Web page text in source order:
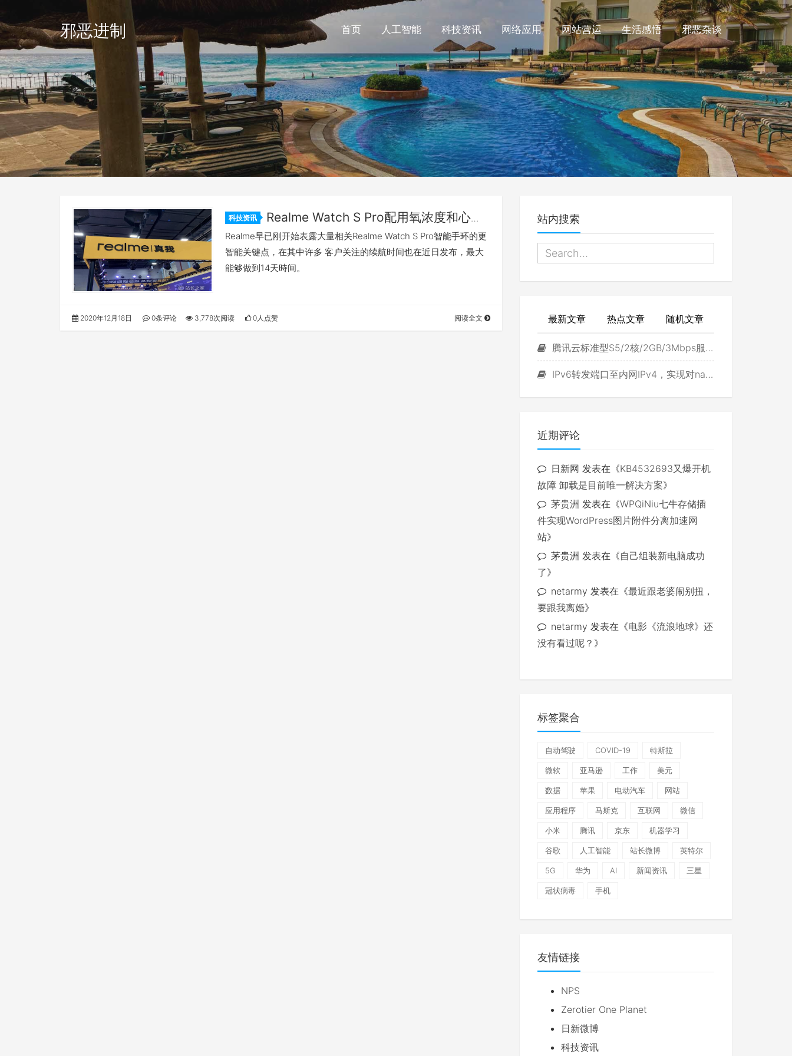
邪恶进制 首页 人工智能 科技资讯 网络应用 网站营运 生活感悟 邪恶杂谈
科技资讯
Realme Watch S Pro配用氧浓度和心跳
检测器，续航力最大14天
Realme早已刚开始表露大量相关Realme Watch S Pro智能手环的更
智能关键点，在其中许多 客户关注的续航时间也在近日发布，最大
能够做到14天時间。
2020年12月18日 0条评论 3,778次阅读 0人点赞 阅读全文
站内搜索
最新文章 热点文章 随机文章
腾讯云标准型S5/2核/2GB/3Mbps服务器试用
IPv6转发端口至内网IPv4，实现对navidrome直接访问
近期评论
日新网 发表在《KB4532693又爆开机
故障 卸载是目前唯一解决方案》
茅贵洲 发表在《WPQiNiu七牛存储插
件实现WordPress图片附件分离加速网
站》
茅贵洲 发表在《自己组装新电脑成功
了》
netarmy 发表在《最近跟老婆闹别扭，
要跟我离婚》
netarmy 发表在《电影《流浪地球》还
没有看过呢？ 》
标签聚合
自动驾驶 COVID-19 特斯拉
微软 亚马逊 工作 美元
数据 苹果 电动汽车 网站
应用程序 马斯克 互联网 微信
小米 腾讯 京东 机器学习
谷歌 人工智能 站长微博 英特尔
5G 华为 AI 新闻资讯 三星
冠状病毒 手机
友情链接
NPS
Zerotier One Planet
日新微博
科技资讯